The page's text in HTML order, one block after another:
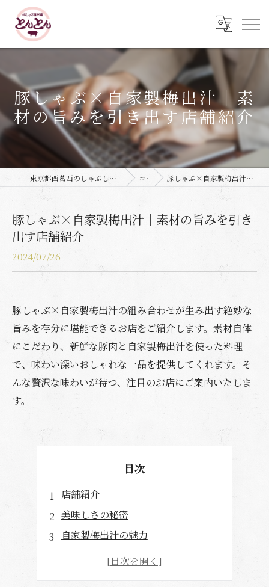
豚しゃぶ×自家製梅出汁｜素
材の旨みを引き出す店舗紹介
東京都西葛西のしゃぶしゃぶなら豚しゃぶ専門店 とんとん コラム 豚しゃぶ×自家製梅出汁｜素材の旨みを引き出す店舗紹介
豚しゃぶ×自家製梅出汁｜素材の旨みを引き
出す店舗紹介
2024/07/26
豚しゃぶ×自家製梅出汁の組み合わせが生み出す絶妙な
旨みを存分に堪能できるお店をご紹介します。素材自体
にこだわり、新鮮な豚肉と自家製梅出汁を使った料理
で、味わい深いおしゃれな一品を提供してくれます。そ
んな贅沢な味わいが待つ、注目のお店にご案内いたしま
す。
目次
店舗紹介
美味しさの秘密
自家製梅出汁の魅力
こだわりの素材